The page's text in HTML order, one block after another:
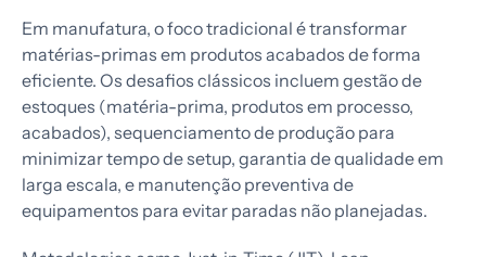
Em manufatura, o foco tradicional é transformar
matérias-primas em produtos acabados de forma
eficiente. Os desafios clássicos incluem gestão de
estoques (matéria-prima, produtos em processo,
acabados), sequenciamento de produção para
minimizar tempo de setup, garantia de qualidade em
larga escala, e manutenção preventiva de
equipamentos para evitar paradas não planejadas.